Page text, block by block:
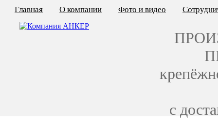
Главная О компании Фото и видео
с